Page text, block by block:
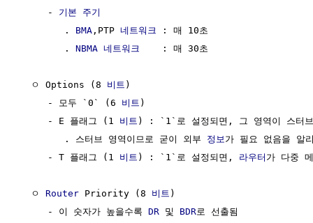
     -
기본 주기
        .
BMA ,PTP 네트워크
: 매 10초
        .
NBMA 네트워크
    : 매 30초
  ㅇ Options (8
비트 )
     - 모두 `0` (6
비트 )
     - E 플래그 (1
비트 ) : `1`로 설정되면, 그 영역이 스터
        . 스터브 영역이므로 굳이 외부
정보 가 필요 없음을 알
     - T 플래그 (1
비트 ) : `1`로 설정되면, 라우터 가 다중
  ㅇ
Router Priority (8 비트 )
     - 이 숫자가 높을수록
DR 및 BDR로 선출됨